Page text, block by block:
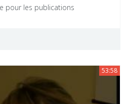
pour les publications
53:58